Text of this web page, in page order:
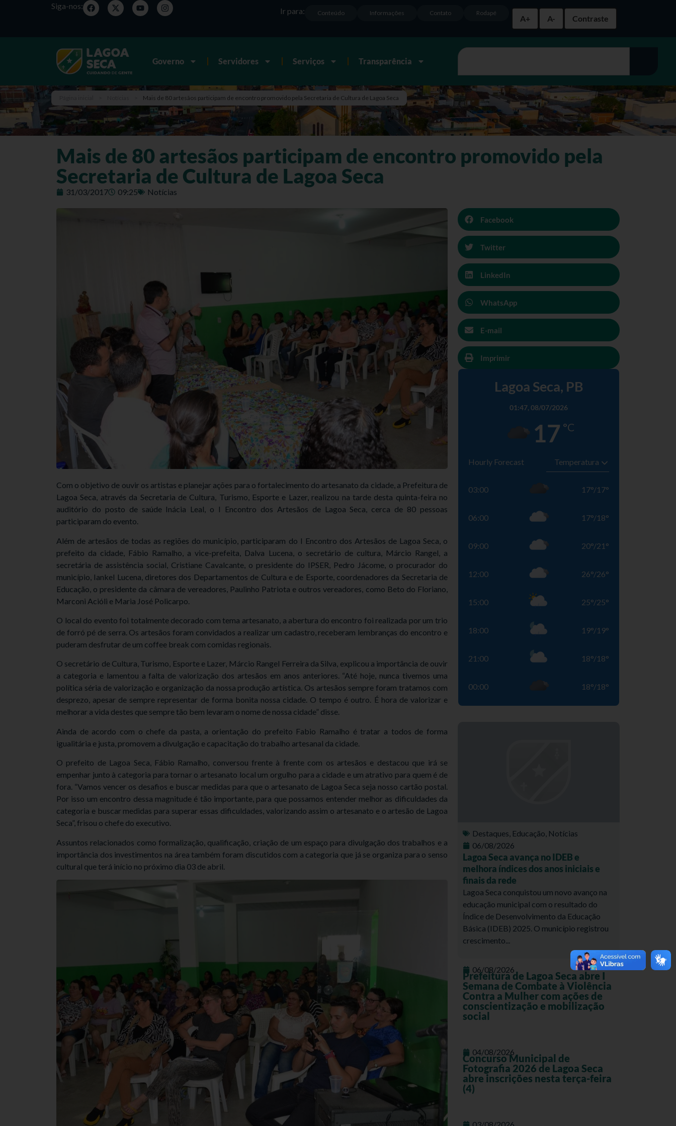
Siga-nos:
A+
A- Contraste
Rodapé
Contato
Informações
Conteúdo
Ir para:
Governo Servidores Serviços Transparência
Mais de 80 artesãos participam de encontro promovido pela Secretaria de Cultura de Lagoa Seca
Mais de 80 artesãos participam de encontro promovido pela
Secretaria de Cultura de Lagoa Seca
31/03/2017 09:25 Notícias
Com o objetivo de ouvir os artistas e planejar ações para o fortalecimento do artesanato da cidade, a Prefeitura de
Lagoa Seca, através da Secretaria de Cultura, Turismo, Esporte e Lazer, realizou na tarde desta quinta-feira no
auditório do posto de saúde Inácia Leal, o I Encontro dos Artesãos de Lagoa Seca, cerca de 80 pessoas
participaram do evento.
Além de artesãos de todas as regiões do município, participaram do I Encontro dos Artesãos de Lagoa Seca, o
prefeito da cidade, Fábio Ramalho, a vice-prefeita, Dalva Lucena, o secretário de cultura, Márcio Rangel, a
secretária de assistência social, Cristiane Cavalcante, o presidente do IPSER, Pedro Jácome, o procurador do
município, Iankel Lucena, diretores dos Departamentos de Cultura e de Esporte, coordenadores da Secretaria de
Educação, o presidente da câmara de vereadores, Paulinho Patriota e outros vereadores, como Beto do Floriano,
Marconi Acióli e Maria José Policarpo.
O local do evento foi totalmente decorado com tema artesanato, a abertura do encontro foi realizada por um trio
de forró pé de serra. Os artesãos foram convidados a realizar um cadastro, receberam lembranças do encontro e
puderam desfrutar de um coffee break com comidas regionais.
O secretário de Cultura, Turismo, Esporte e Lazer, Márcio Rangel Ferreira da Silva, explicou a importância de ouvir
a categoria e lamentou a falta de valorização dos artesãos em anos anteriores. “Até hoje, nunca tivemos uma
política séria de valorização e organização da nossa produção artística. Os artesãos sempre foram tratamos com
desprezo, apesar de sempre representar de forma bonita nossa cidade. O tempo é outro. É hora de valorizar e
melhorar a vida destes que sempre tão bem levaram o nome de nossa cidade” disse.
Ainda de acordo com o chefe da pasta, a orientação do prefeito Fabio Ramalho é tratar a todos de forma
igualitária e justa, promovem a divulgação e capacitação do trabalho artesanal da cidade.
O prefeito de Lagoa Seca, Fábio Ramalho, conversou frente à frente com os artesãos e destacou que irá se
empenhar junto à categoria para tornar o artesanato local um orgulho para a cidade e um atrativo para quem é de
fora. “Vamos vencer os desafios e buscar medidas para que o artesanato de Lagoa Seca seja nosso cartão postal.
Por isso um encontro dessa magnitude é tão importante, para que possamos entender melhor as dificuldades da
categoria e buscar medidas para superar essas dificuldades, valorizando assim o artesanato e o artesão de Lagoa
Seca”, frisou o chefe do executivo.
Assuntos relacionados como formalização, qualificação, criação de um espaço para divulgação dos trabalhos e a
importância dos investimentos na área também foram discutidos com a categoria que já se organiza para o senso
cultural que terá início no próximo dia 03 de abril.
Facebook
Twitter
LinkedIn
WhatsApp
E-mail
Imprimir
Lagoa Seca, PB
01:47, 08/07/2026
17 °C
Hourly Forecast
03:00 17°/17°
06:00 17°/18°
09:00 20°/21 °
12:00 26°/26°
15:00 25°/25°
18:00 19°/19°
21:00 18°/18°
00:00 18°/18°
Destaques, Educação, Notícias
06/08/2026
Lagoa Seca avança no IDEB e
melhora índices dos anos iniciais e
finais da rede
Lagoa Seca conquistou um novo avanço na
educação municipal com o resultado do
Índice de Desenvolvimento da Educação
Básica (IDEB) 2025. O município registrou
crescimento...
06/08/2026
Prefeitura de Lagoa Seca abre I
Semana de Combate à Violência
Contra a Mulher com ações de
conscientização e mobilização
social
04/08/2026
Concurso Municipal de
Fotografia 2026 de Lagoa Seca
abre inscrições nesta terça-feira
(4)